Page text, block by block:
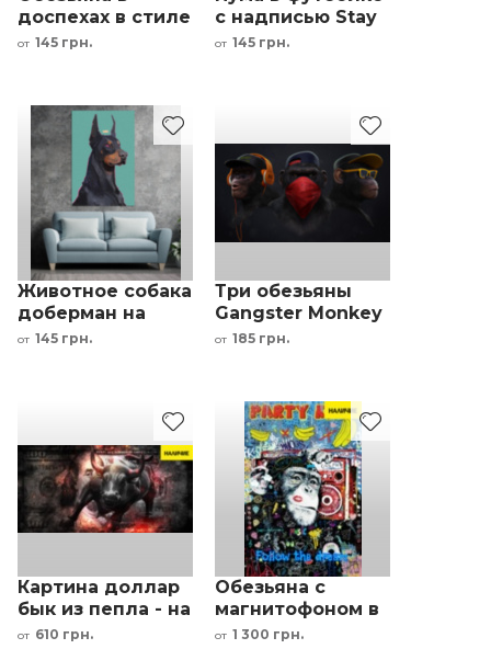
доспехах в стиле
Криса Беллини
от 145 грн.
с надписью Stay
Focused Крис
от 145 грн.
Животное собака
доберман на
зелёном фоне
от 145 грн.
Три обезьяны
Gangster Monkey
интерьерная
от 185 грн.
Картина доллар
бык из пепла - на
стену с деньгами
от 610 грн.
Обезьяна с
магнитофоном в
стиле граффити
от 1 300 грн.